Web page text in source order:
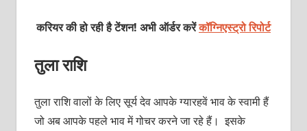
करियर की हो रही है टेंशन! अभी ऑर्डर करेंकॉग्निएस्ट्रो रिपोर्ट
तुला राशि
तुला राशि वालों के लिए सूर्य देव आपके ग्यारहवें भाव के स्वामी हैं
जो अब आपके पहले भाव में गोचर करने जा रहे हैं। इसके